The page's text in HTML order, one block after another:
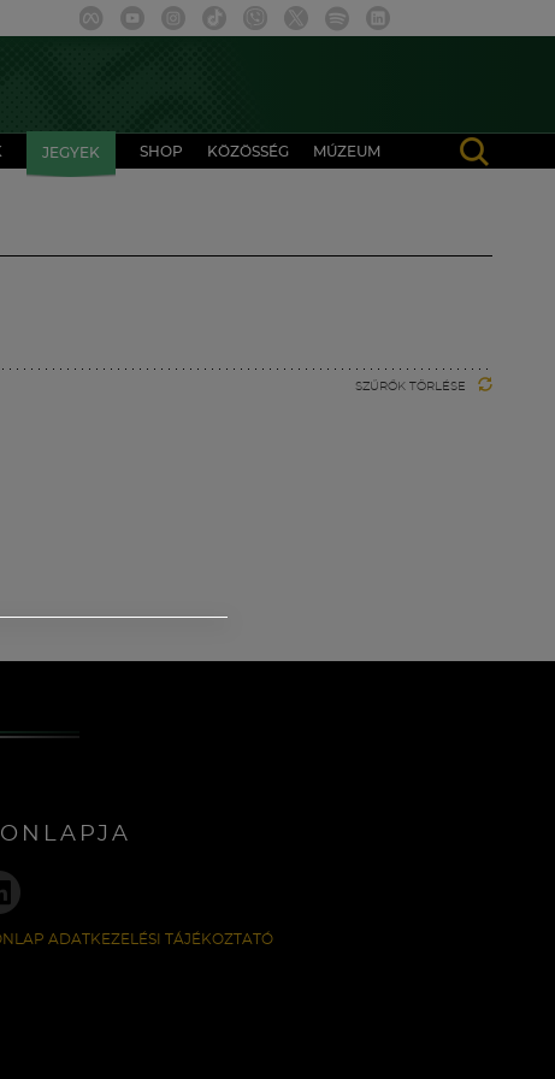
JEGYEK SHOP KÖZÖSSÉG MÚZEUM
SZŰRŐK TÖRLÉSE
ADATKEZELÉSI TÁJÉKOZTATÓ